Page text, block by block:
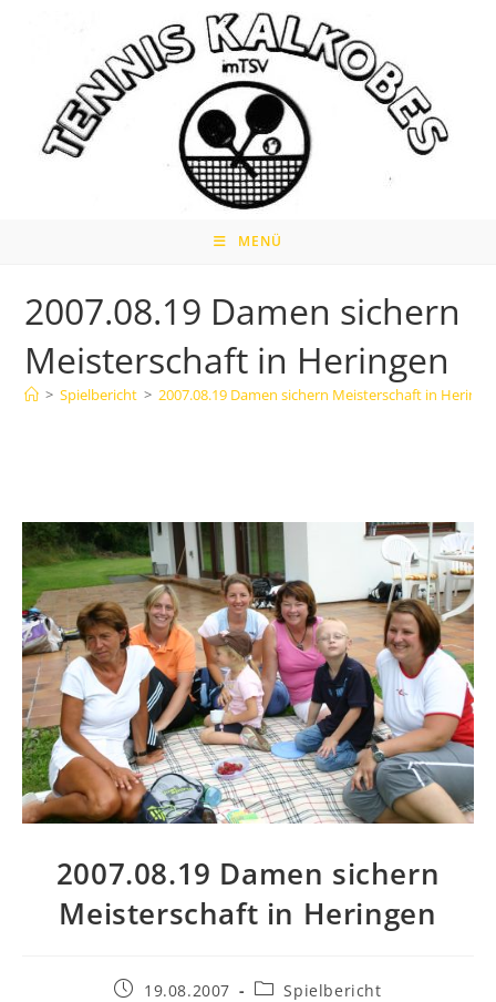
MENÜ
2007.08.19 Damen sichern
Meisterschaft in Heringen
> Spielbericht > 2007.08.19 Damen sichern Meisterschaft in
2007.08.19 Damen sichern
Meisterschaft in Heringen
Beitrag19.08.2007
Beitrags-
Spielbericht